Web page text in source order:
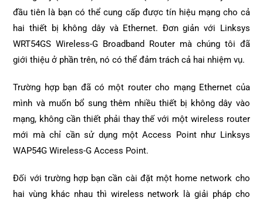
đầu tiên là bạn có thể cung cấp được tín hiệu mạng cho cả
hai thiết bị không dây và Ethernet. Đơn giản với Linksys
WRT54GS Wireless-G Broadband Router mà chúng tôi đã
giới thiệu ở phần trên, nó có thể đảm trách cả hai nhiệm vụ.
Trường hợp bạn đã có một router cho mạng Ethernet của
mình và muốn bổ sung thêm nhiều thiết bị không dây vào
mạng, không cần thiết phải thay thế với một wireless router
mới mà chỉ cần sử dụng một Access Point như Linksys
WAP54G Wireless-G Access Point.
Đối với trường hợp bạn cần cài đặt một home network cho
hai vùng khác nhau thì wireless network là giải pháp cho